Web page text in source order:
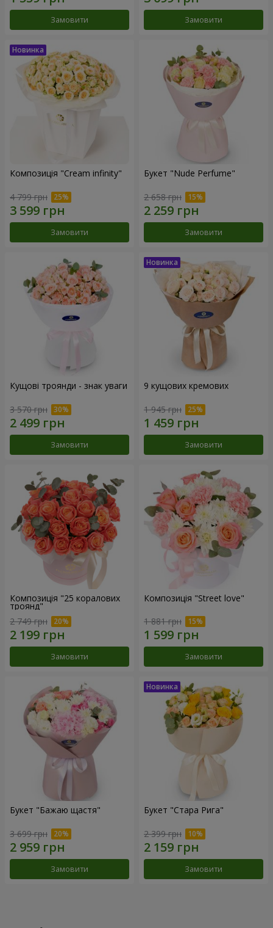
Замовити Замовити
Композиція "Cream infinity"
4 799 грн
Замовити
Букет "Nude Perfume"
2 658 грн
Замовити
Кущові троянди - знак уваги
3 570 грн
Замовити
9 кущових кремових
1 945 грн
Замовити
Композиція "25 коралових
троянд"
2 749 грн
Замовити
Композиція "Street love"
1 881 грн
Замовити
Букет "Бажаю щастя"
3 699 грн
Замовити
Букет "Стара Рига"
2 399 грн
Замовити